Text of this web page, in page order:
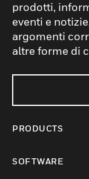
prodotti,
eventi e
argomenti
altre forme di
PRODUCTS
SOFTWARE